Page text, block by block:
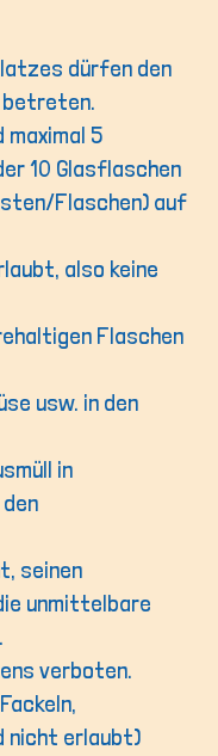
dürfen den
betreten.
maximal 5
10 Glasflaschen
Flaschen) auf
also keine
Flaschen
usw. in den
in
seinen
unmittelbare
verboten.
nicht erlaubt)